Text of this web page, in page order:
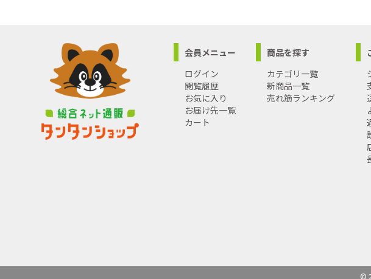
会員メニュー
ログイン
閲覧履歴
お気に入り
お届け先一覧
カート
商品を探す
カテゴリ一覧
新商品一覧
売れ筋ランキング
©